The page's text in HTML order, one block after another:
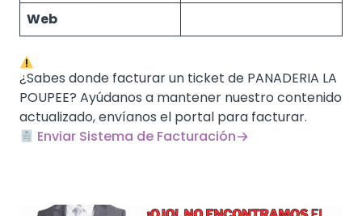
Web
¿Sabes donde facturar un ticket de PANADERIA LA
POUPEE? Ayúdanos a mantener nuestro contenido
actualizado, envíanos el portal para facturar.
Enviar Sistema de Facturación